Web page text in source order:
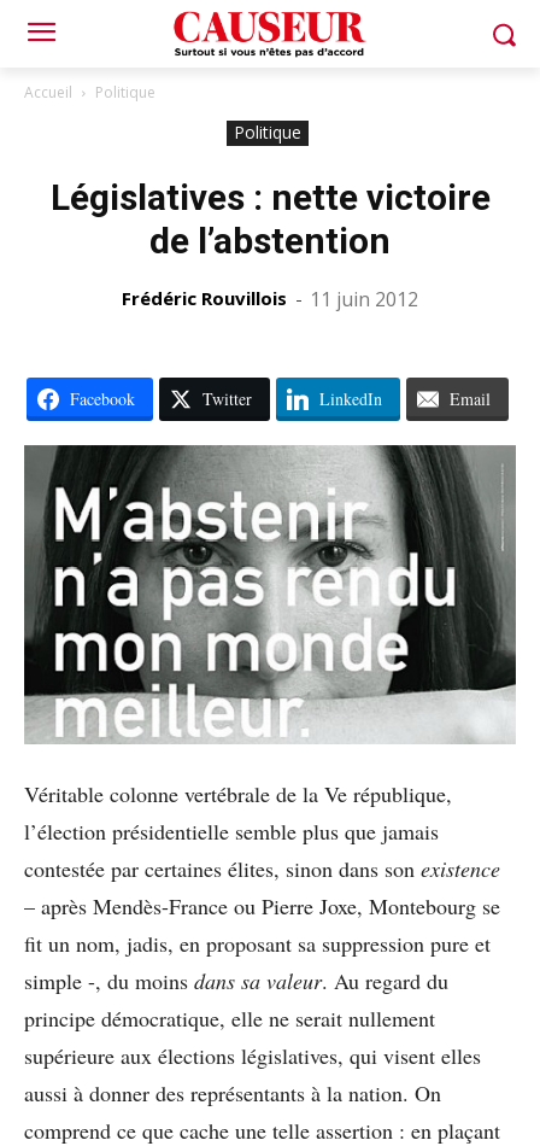
Accueil Politique
Politique
Législatives : nette victoire
de l’abstention
Frédéric Rouvillois - 11 juin 2012
Facebook Twitter LinkedIn Email
Véritable colonne vertébrale de la Ve république,
l’élection présidentielle semble plus que jamais
contestée par certaines élites, sinon dans son existence
– après Mendès-France ou Pierre Joxe, Montebourg se
fit un nom, jadis, en proposant sa suppression pure et
simple -, du moins dans sa valeur. Au regard du
principe démocratique, elle ne serait nullement
supérieure aux élections législatives, qui visent elles
aussi à donner des représentants à la nation. On
comprend ce que cache une telle assertion : en plaçant